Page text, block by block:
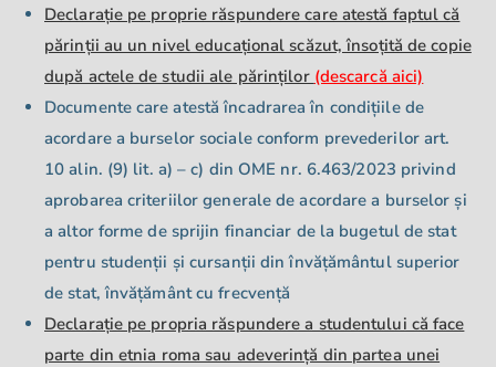
Declarație pe proprie răspundere care atestă faptul că
părinții au un nivel educațional scăzut, însoțită de copie
după actele de studii ale părinților (descarcă aici)
Documente care atestă încadrarea în condițiile de
acordare a burselor sociale conform prevederilor art.
10 alin. (9) lit. a) – c) din OME nr. 6.463/2023 privind
aprobarea criteriilor generale de acordare a burselor și
a altor forme de sprijin financiar de la bugetul de stat
pentru studenții și cursanții din învățământul superior
de stat, învățământ cu frecvență
Declarație pe propria răspundere a studentului că face
parte din etnia roma sau adeverință din partea unei